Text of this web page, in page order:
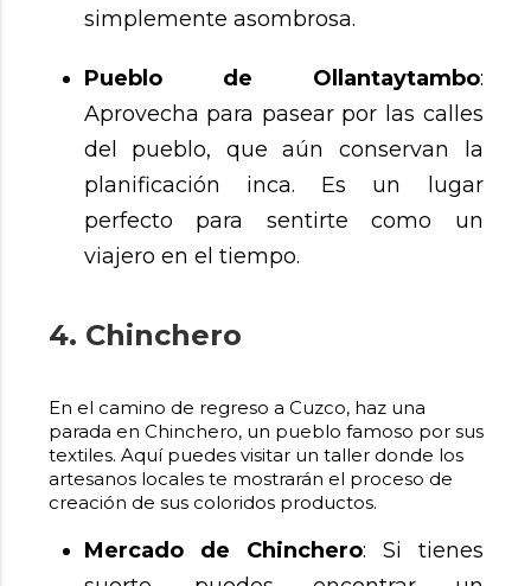
simplemente asombrosa.
Pueblo de Ollantaytambo:
Aprovecha para pasear por las calles
del pueblo, que aún conservan la
planificación inca. Es un lugar
perfecto para sentirte como un
viajero en el tiempo.
4. Chinchero
En el camino de regreso a Cuzco, haz una
parada en Chinchero, un pueblo famoso por sus
textiles. Aquí puedes visitar un taller donde los
artesanos locales te mostrarán el proceso de
creación de sus coloridos productos.
Mercado de Chinchero: Si tienes